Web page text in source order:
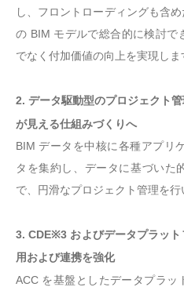
し、フロントローディングも含
の BIM モデルで総合的に検討で
でなく付加価値の向上を実現しま
2. データ駆動型のプロジェクト
が見える仕組みづくりへ
BIM データを中核に各種アプリ
タを集約し、データに基づいた
で、円滑なプロジェクト管理を行
3. CDE※3 およびデータプラッ
用および連携を強化
ACC を基盤としたデータプラッ